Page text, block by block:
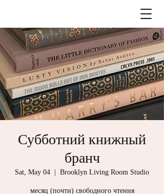
Субботний книжный
бранч
Sat, May 04 Brooklyn Living Room Studio
месяц (почти) свободного чтения